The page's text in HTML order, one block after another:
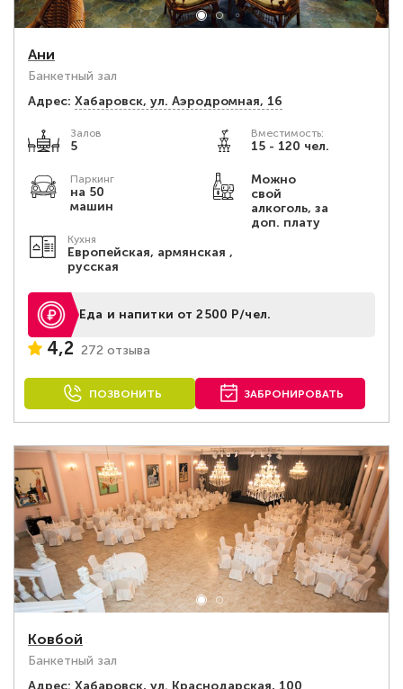
Ани
Банкетный зал
Адрес: Хабаровск, ул. Аэродромная, 16
Залов
5
Вместимость:
15 - 120 чел.
Паркинг
на 50
машин
Можно
свой
алкоголь, за
доп. плату
Кухня
Европейская, армянская ,
русская
Еда и напитки от 2500 Р/чел.
4,2 272 отзыва
ПОЗВОНИТЬ ЗАБРОНИРОВАТЬ
Ковбой
Банкетный зал
Адрес: Хабаровск, ул. Краснодарская, 100